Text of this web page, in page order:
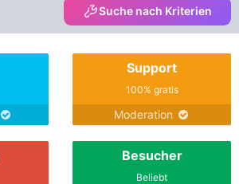
Suche nach Kriterien
Support
100% gratis
Moderation
Besucher
Beliebt